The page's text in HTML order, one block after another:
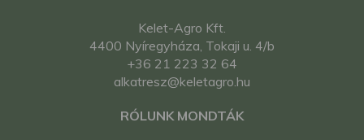
Kelet-Agro Kft.
4400 Nyíregyháza, Tokaji u. 4/b
+36 21 223 32 64
alkatresz@keletagro.hu
RÓLUNK MONDTÁK